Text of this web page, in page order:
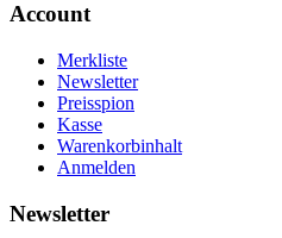
Account
Merkliste
Newsletter
Preisspion
Kasse
Warenkorbinhalt
Anmelden
Newsletter